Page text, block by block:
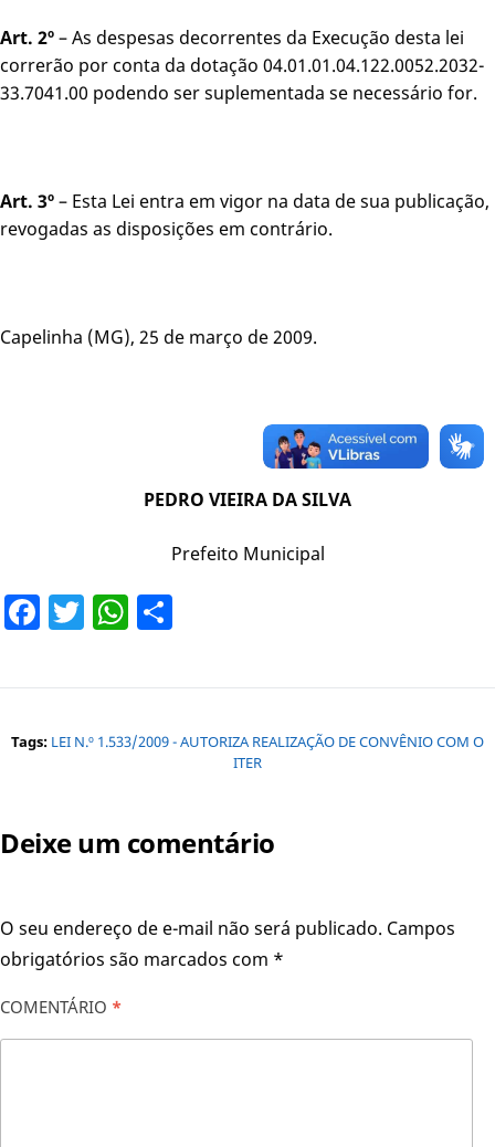
Art. 2º– As despesas decorrentes da Execução desta lei
correrão por conta da dotação 04.01.01.04.122.0052.2032-
33.7041.00 podendo ser suplementada se necessário for.
Art. 3º– Esta Lei entra em vigor na data de sua publicação,
revogadas as disposições em contrário.
Capelinha (MG), 25 de março de 2009.
PEDRO VIEIRA DA SILVA
Prefeito Municipal
Facebook
TwitterWhatsApp
Tags: LEI N.º 1.533/2009 - AUTORIZA REALIZAÇÃO DE CONVÊNIO COM O
ITER
Deixe um comentário
O seu endereço de e-mail não será publicado. Campos
obrigatórios são marcados com *
COMENTÁRIO *